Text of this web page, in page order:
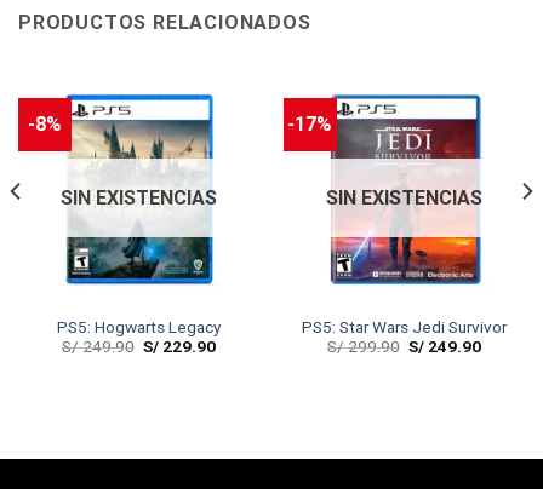
PRODUCTOS RELACIONADOS
-8%
SIN EXISTENCIAS
PS5: Hogwarts Legacy
S/249.90 S/ 229.90
-17%
SIN EXISTENCIAS
PS5: Star Wars Jedi Survivor
S/299.90 S/ 249.90